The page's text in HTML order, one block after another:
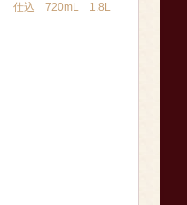
仕込 720mL 1.8L